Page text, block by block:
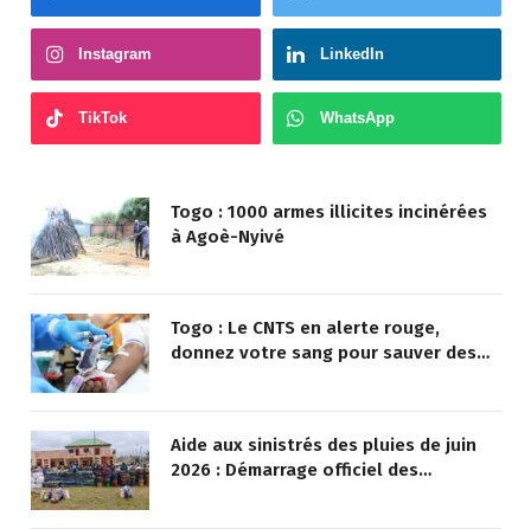
Instagram LinkedIn
TikTok WhatsApp
Togo : 1000 armes illicites incinérées
à Agoè-Nyivé
Togo : Le CNTS en alerte rouge,
donnez votre sang pour sauver des
Aide aux sinistrés des pluies de juin
2026 : Démarrage officiel des